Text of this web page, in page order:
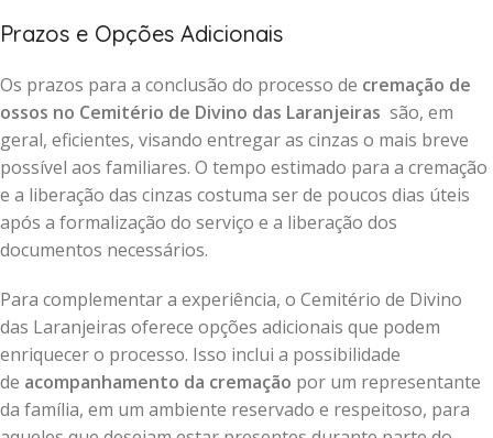
Prazos e Opções Adicionais
Os prazos para a conclusão do processo de cremação de
ossos no Cemitério de Divino das Laranjeiras são, em
geral, eficientes, visando entregar as cinzas o mais breve
possível aos familiares. O tempo estimado para a cremação
e a liberação das cinzas costuma ser de poucos dias úteis
após a formalização do serviço e a liberação dos
documentos necessários.
Para complementar a experiência, o Cemitério de Divino
das Laranjeiras oferece opções adicionais que podem
enriquecer o processo. Isso inclui a possibilidade
de acompanhamento da cremação por um representante
da família, em um ambiente reservado e respeitoso, para